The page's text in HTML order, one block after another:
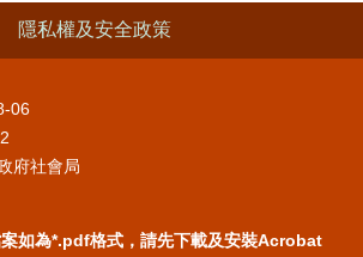
隱私權及安全政策
06
府社會局
如為*.pdf格式，請先下載及安裝Acrobat